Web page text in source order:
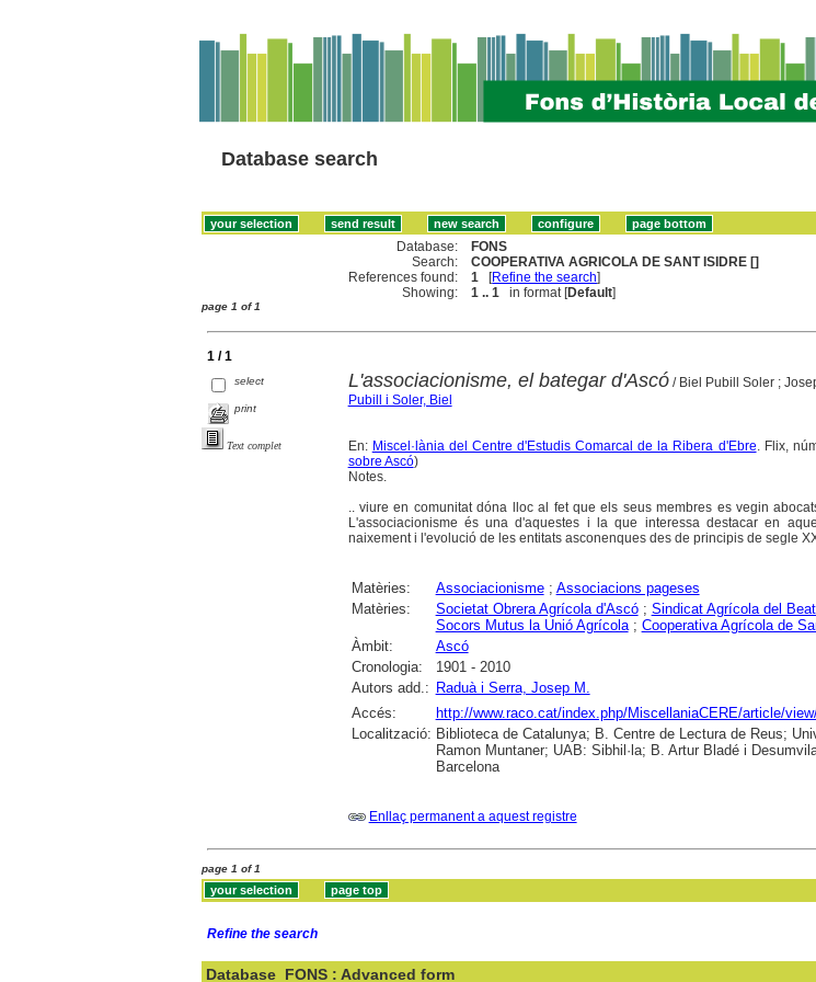
Database search
Database:
FONS
Search:
COOPERATIVA AGRICOLA DE SANT ISIDRE []
References found:
1 [Refine the search]
Showing:
1 .. 1 in format [Default]
page 1 of 1
1 / 1
select
print
Text complet
L'associacionisme, el bategar d'Ascó/ Biel Pubill Soler ;
Pubill i Soler, Biel
En: Miscel·lània del Centre d'Estudis Comarcal de la Ribera d'Ebre. Flix,
sobre Ascó)
Notes.
.. viure en comunitat dóna lloc al fet que els seus membres es vegin
L'associacionisme és una d'aquestes i la que interessa destacar en
naixement i l'evolució de les entitats asconenques des de principis de segle
Matèries: Associacionisme; Associacions pageses
Matèries:
Societat Obrera Agrícola d'Ascó; Sindicat Agrícola del
Socors Mutus la Unió Agrícola; Cooperativa Agrícola de
Àmbit:
Ascó
Cronologia:
1901 - 2010
Autors add.: Raduà i Serra, Josep M.
Accés:
http://www.raco.cat/index.php/MiscellaniaCERE/article/
Localització: Biblioteca de Catalunya; B. Centre de Lectura de Reus;
Ramon Muntaner; UAB: Sibhil·la; B. Artur Bladé i
Barcelona
Enllaç permanent a aquest registre
page 1 of 1
Refine the search
Database FONS : Advanced form